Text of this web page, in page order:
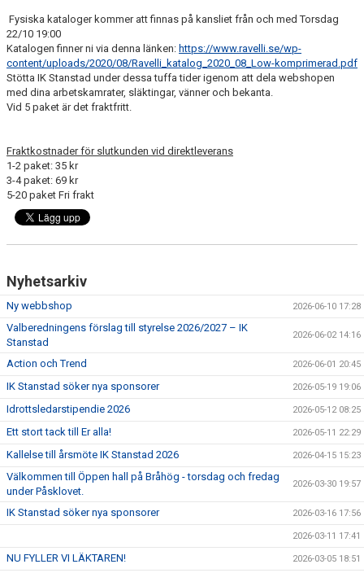
Fysiska kataloger kommer att finnas på kansliet från och med Torsdag
22/10 19:00
Katalogen finner ni via denna länken: https://www.ravelli.se/wp-
content/uploads/2020/08/Ravelli_katalog_2020_08_Low-komprimerad.pdf
Stötta IK Stanstad under dessa tuffa tider igenom att dela webshopen
med dina arbetskamrater, släktingar, vänner och bekanta.
Vid 5 paket är det fraktfritt.
Fraktkostnader för slutkunden vid direktleverans
1-2 paket: 35 kr
3-4 paket: 69 kr
5-20 paket Fri frakt
Nyhetsarkiv
Ny webbshop 2026-06-10 17:28
Valberedningens förslag till styrelse 2026/2027 – IK
Stanstad
2026-06-02 14:16
Action och Trend 2026-06-01 20:45
IK Stanstad söker nya sponsorer 2026-05-19 19:06
Idrottsledarstipendie 2026 2026-05-12 08:25
Ett stort tack till Er alla! 2026-05-11 22:29
Kallelse till årsmöte IK Stanstad 2026 2026-04-15 15:23
Välkommen till Öppen hall på Bråhög - torsdag och fredag
under Påsklovet.
2026-03-30 19:57
IK Stanstad söker nya sponsorer 2026-03-16 17:56
2026-03-11 17:41
NU FYLLER VI LÄKTAREN! 2026-03-05 18:51